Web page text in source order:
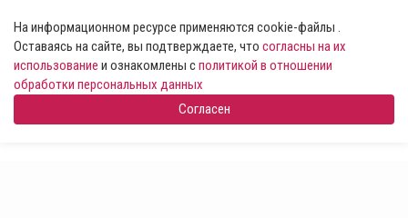
На информационном ресурсе применяются cookie-файлы .
Оставаясь на сайте, вы подтверждаете, что согласны на их
использование и ознакомлены сполитикой в отношении
обработки персональных данных
Согласен